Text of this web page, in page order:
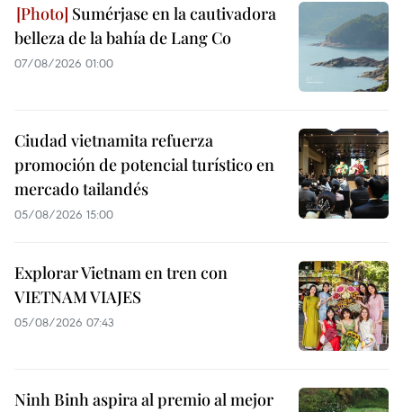
Sumérjase en la cautivadora
belleza de la bahía de Lang Co
07/08/2026 01:00
Ciudad vietnamita refuerza
promoción de potencial turístico en
mercado tailandés
05/08/2026 15:00
Explorar Vietnam en tren con
VIETNAM VIAJES
05/08/2026 07:43
Ninh Binh aspira al premio al mejor